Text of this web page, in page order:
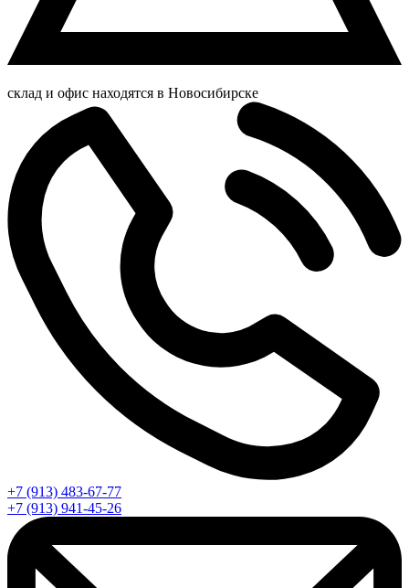
склад и офис находятся в Новосибирске
+7 (913) 483-67-77
+7 (913) 941-45-26